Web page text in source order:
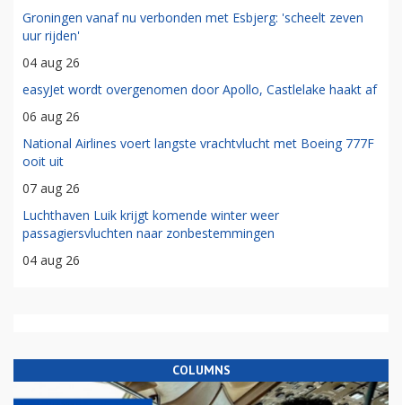
Groningen vanaf nu verbonden met Esbjerg: 'scheelt zeven
uur rijden'
04 aug 26
easyJet wordt overgenomen door Apollo, Castlelake haakt af
06 aug 26
National Airlines voert langste vrachtvlucht met Boeing 777F
ooit uit
07 aug 26
Luchthaven Luik krijgt komende winter weer
passagiersvluchten naar zonbestemmingen
04 aug 26
COLUMNS